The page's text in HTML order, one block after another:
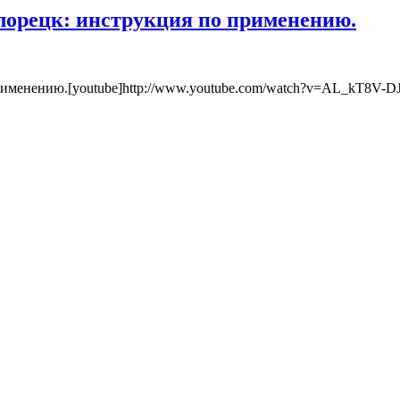
инструкция по применению.
www.youtube.com/watch?v=AL_kT8V-